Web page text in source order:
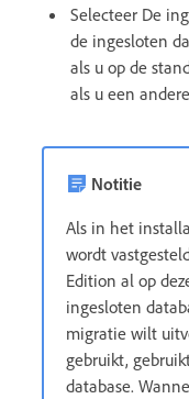
Selecteer De
de ingesloten
als u op de
als u een
Notitie
Als in het
wordt
Edition al op
ingesloten
migratie wilt
gebruikt,
database.